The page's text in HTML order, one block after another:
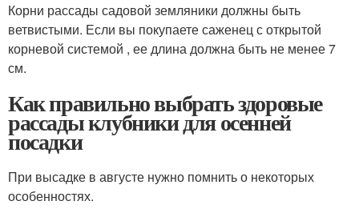
Корни рассады садовой земляники должны быть
ветвистыми. Если вы покупаете саженец с открытой
корневой системой , ее длина должна быть не менее 7
см.
Как правильно выбрать здоровые
рассады клубники для осенней
посадки
При высадке в августе нужно помнить о некоторых
особенностях.